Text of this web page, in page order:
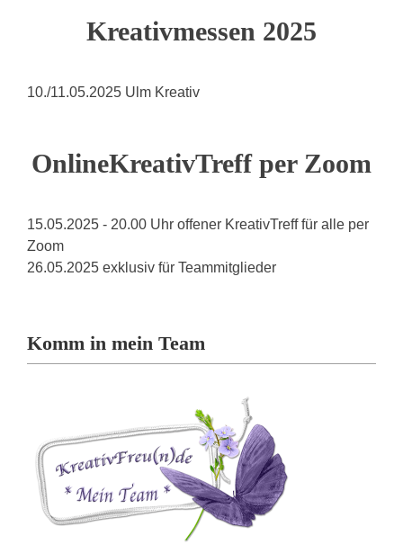
Kreativmessen 2025
10./11.05.2025 Ulm Kreativ
OnlineKreativTreff per Zoom
15.05.2025 - 20.00 Uhr offener KreativTreff für alle per
Zoom
26.05.2025 exklusiv für Teammitglieder
Komm in mein Team